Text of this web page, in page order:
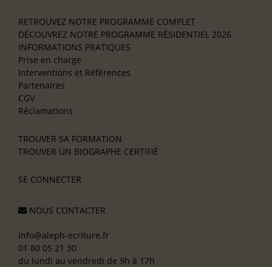
RETROUVEZ NOTRE PROGRAMME COMPLET
DÉCOUVREZ NOTRE PROGRAMME RÉSIDENTIEL 2026
INFORMATIONS PRATIQUES
Prise en charge
Interventions et Références
Partenaires
CGV
Réclamations
TROUVER SA FORMATION
TROUVER UN BIOGRAPHE CERTIFIÉ
SE CONNECTER
NOUS CONTACTER
info@aleph-ecriture.fr
01 80 05 21 30
du lundi au vendredi de 9h à 17h